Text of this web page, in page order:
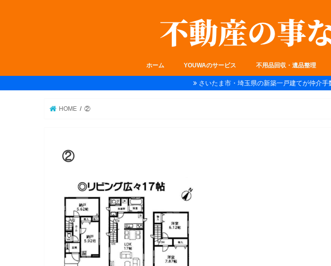
ホーム YOUWAのサービス 不用品回収・遺品整理
さいたま市・埼玉県の新築一戸建てが仲介
HOME ②
②